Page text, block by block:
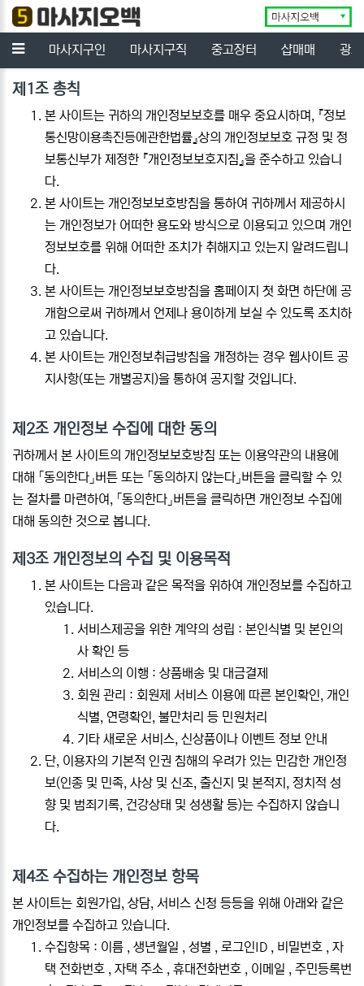
메뉴 마사지구인 마사지구직 중고장터 샵매매 광
개인정보 처리방침 안내
제1조 총칙
본 사이트는 귀하의 개인정보보호를 매우 중요시하며, 『정보
통신망이용촉진등에관한법률』상의 개인정보보호 규정 및 정
보통신부가 제정한 『개인정보보호지침』을 준수하고 있습니
다.
본 사이트는 개인정보보호방침을 통하여 귀하께서 제공하시
는 개인정보가 어떠한 용도와 방식으로 이용되고 있으며 개인
정보보호를 위해 어떠한 조치가 취해지고 있는지 알려드립니
다.
본 사이트는 개인정보보호방침을 홈페이지 첫 화면 하단에 공
개함으로써 귀하께서 언제나 용이하게 보실 수 있도록 조치하
고 있습니다.
본 사이트는 개인정보취급방침을 개정하는 경우 웹사이트 공
지사항(또는 개별공지)을 통하여 공지할 것입니다.
제2조 개인정보 수집에 대한 동의
귀하께서 본 사이트의 개인정보보호방침 또는 이용약관의 내용에
대해 「동의한다」버튼 또는 「동의하지 않는다」버튼을 클릭할 수 있
는 절차를 마련하여, 「동의한다」버튼을 클릭하면 개인정보 수집에
대해 동의한 것으로 봅니다.
제3조 개인정보의 수집 및 이용목적
본 사이트는 다음과 같은 목적을 위하여 개인정보를 수집하고
있습니다.
서비스제공을 위한 계약의 성립 : 본인식별 및 본인의
사 확인 등
서비스의 이행 : 상품배송 및 대금결제
회원 관리 : 회원제 서비스 이용에 따른 본인확인, 개인
식별, 연령확인, 불만처리 등 민원처리
기타 새로운 서비스, 신상품이나 이벤트 정보 안내
단, 이용자의 기본적 인권 침해의 우려가 있는 민감한 개인정
보(인종 및 민족, 사상 및 신조, 출신지 및 본적지, 정치적 성
향 및 범죄기록, 건강상태 및 성생활 등)는 수집하지 않습니
다.
제4조 수집하는 개인정보 항목
본 사이트는 회원가입, 상담, 서비스 신청 등등을 위해 아래와 같은
개인정보를 수집하고 있습니다.
수집항목 : 이름 , 생년월일 , 성별 , 로그인ID , 비밀번호 , 자
택 전화번호 , 자택 주소 , 휴대전화번호 , 이메일 , 주민등록번